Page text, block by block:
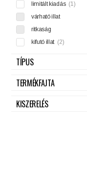
limitált kiadás (1)
várható illat
ritkaság
kifutó illat (2)
TÍPUS
TERMÉKFAJTA
KISZERELÉS